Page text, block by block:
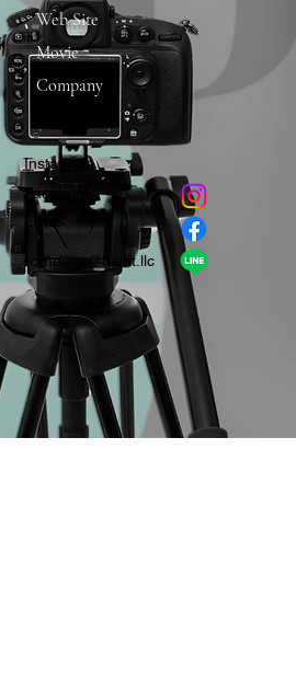
Web Site
Movie
Company
Instagram
​Facebook
company＠habit.llc